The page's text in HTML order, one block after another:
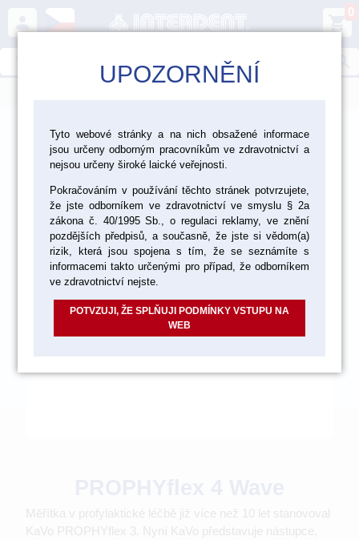
person shopping_cart
0
> Ordinace > Profylaxe > Přístroje pro profylaxi
Měřítka v profylaktické léčbě již více než 10 let stanovoval
KaVo PROPHYflex 3. Nyní KaVo představuje nástupce,
UPOZORNĚNÍ
Tyto webové stránky a na nich obsažené informace
jsou určeny odborným pracovníkům ve zdravotnictví a
nejsou určeny široké laické veřejnosti.
Pokračováním v používání těchto stránek potvrzujete,
že jste odborníkem ve zdravotnictví ve smyslu § 2a
zákona č. 40/1995 Sb., o regulaci reklamy, ve znění
pozdějších předpisů, a současně, že jste si vědom(a)
rizik, která jsou spojena s tím, že se seznámíte s
informacemi takto určenými pro případ, že odborníkem
ve zdravotnictví nejste.
POTVZUJI, ŽE SPLŇUJI PODMÍNKY VSTUPU NA
WEB